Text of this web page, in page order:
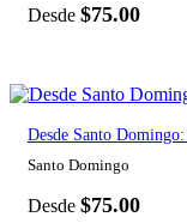
Desde $75.00
Desde Santo
Santo Domingo
Desde $75.00